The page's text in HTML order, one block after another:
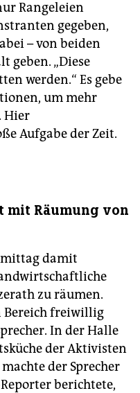
Rangeleien
gegeben,
– von beiden
geben. „Diese
werden.“ Es gebe
um mehr
Hier
Aufgabe der Zeit.
mit Räumung von
damit
zu räumen.
Bereich freiwillig
In der Halle
der Aktivisten
der Sprecher
berichtete,